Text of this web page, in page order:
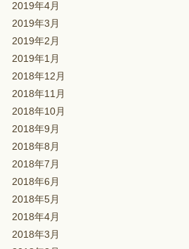
2019年4月
2019年3月
2019年2月
2019年1月
2018年12月
2018年11月
2018年10月
2018年9月
2018年8月
2018年7月
2018年6月
2018年5月
2018年4月
2018年3月